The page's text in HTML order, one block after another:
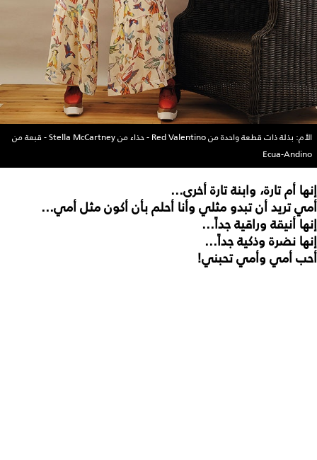
الأم: بذلة ذات قطعة واحدة من Red Valentino - حذاء من Stella McCartney - قبعة من
Ecua-Andino
إنها أم تارة، وابنة تارة أخرى...
أمي تريد أن تبدو مثلي وأنا أحلم بأن أكون مثل أمي...
إنها أنيقة وراقية جداً...
إنها نضرة وذكية جداً...
أحب أمي وأمي تحبني!